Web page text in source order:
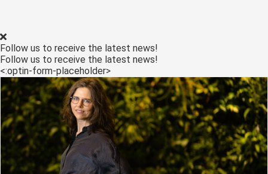
Follow us to receive the latest news!
Follow us to receive the latest news!
<:optin-form-placeholder>
gebruikt
deze
kan de
niet
worden